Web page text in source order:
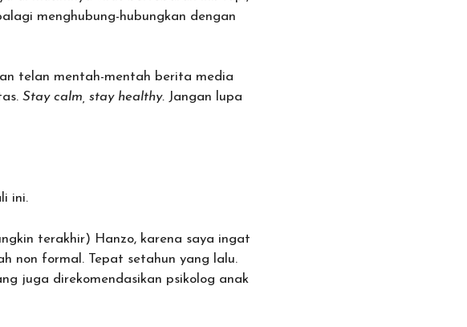
menghubung-hubungkan dengan
telan mentah-mentah berita media
Stay calm, stay healthy. Jangan lupa
ini.
terakhir) Hanzo, karena saya ingat
non formal. Tepat setahun yang lalu.
juga direkomendasikan psikolog anak